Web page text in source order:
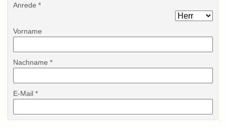
Anrede *
Vorname
Nachname *
E-Mail *